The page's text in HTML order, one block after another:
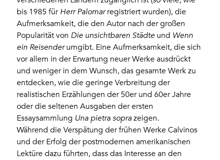
bis 1985 fürHerr Palomarregistriert wurden), die
Aufmerksamkeit, die den Autor nach der großen
Popularität von Die unsichtbaren Städte und Wenn
ein Reisenderumgibt. Eine Aufmerksamkeit, die sich
vor allem in der Erwartung neuer Werke ausdrückt
und weniger in dem Wunsch, das gesamte Werk zu
entdecken, wie die geringe Verbreitung der
realistischen Erzählungen der 50er und 60er Jahre
oder die seltenen Ausgaben der ersten
Essaysammlung Una pietra sopra zeigen.
Während die Verspätung der frühen Werke Calvinos
und der Erfolg der postmodernen amerikanischen
Lektüre dazu führten, dass das Interesse an den